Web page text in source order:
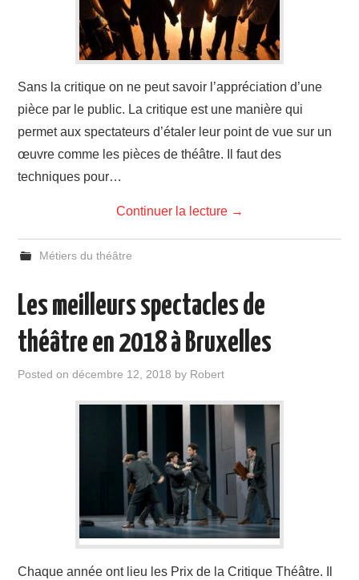
Sans la critique on ne peut savoir l’appréciation d’une
pièce par le public. La critique est une manière qui
permet aux spectateurs d’étaler leur point de vue sur un
œuvre comme les pièces de théâtre. Il faut des
techniques pour…
Continuer la lecture →
Métiers du théâtre
Les meilleurs spectacles de
théâtre en 2018 à Bruxelles
Posted ondécembre 12, 2018 by Robert
Chaque année ont lieu les Prix de la Critique Théâtre. Il